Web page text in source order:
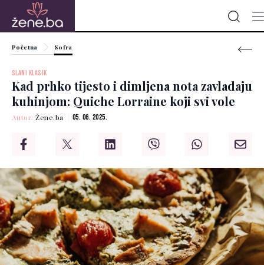
Početna Sofra
SLANI KLASIK
Kad prhko tijesto i dimljena nota zavladaju
kuhinjom: Quiche Lorraine koji svi vole
Autor:Žene.ba 05. 06. 2025.